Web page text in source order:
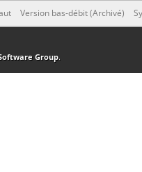
Version bas-débit (Archivé)
Group.